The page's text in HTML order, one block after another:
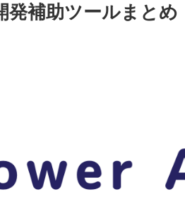
発補助ツールまとめ